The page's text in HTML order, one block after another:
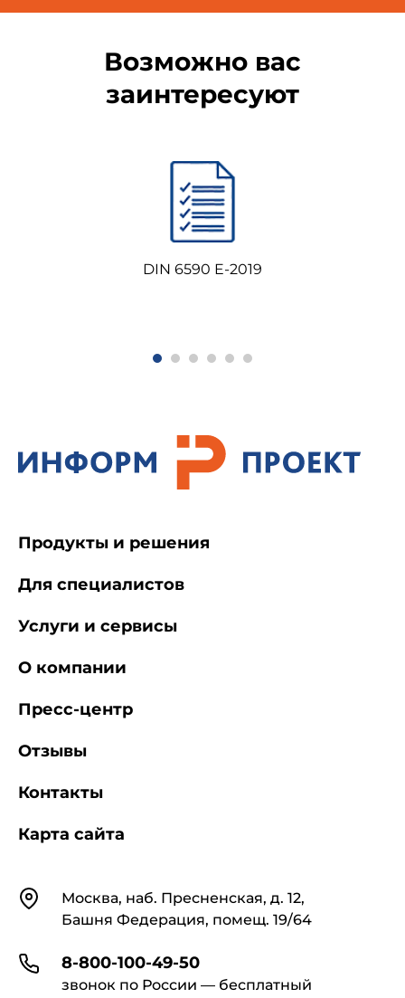
Возможно вас
заинтересуют
DIN 6590 E-2019
КонтактыМосква, наб. Пресненская, д. 12,
Башня Федерация, помещ. 19/64
8-800-100-49-50
звонок по России — бесплатный
Продукты и решения
Для специалистов
Услуги и сервисы
О компании
Пресс-центр
Отзывы
Контакты
Карта сайта